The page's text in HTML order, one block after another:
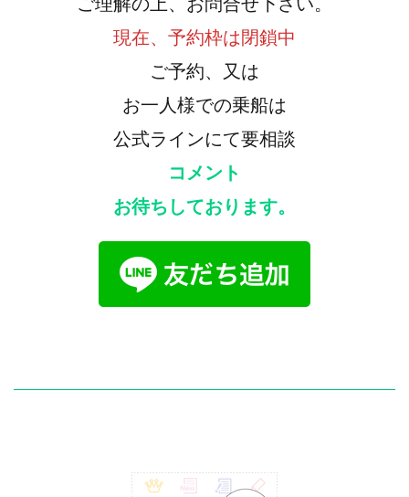
現在、予約枠は閉鎖中
ご予約、又は
お一人様での乗船は
公式ラインにて要相談
コメント
お待ちしております。